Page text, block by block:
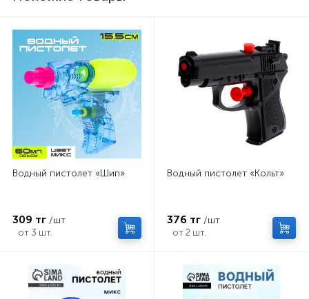
Водный пистолет «Шип»
309 тг /шт
от 3 шт.
Водный пистолет «Кольт»
376 тг /шт
от 2 шт.